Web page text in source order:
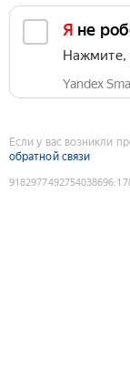
Я не
Нажмите,
Yandex
Если у вас возникли
обратной связи
9182977492754038696: